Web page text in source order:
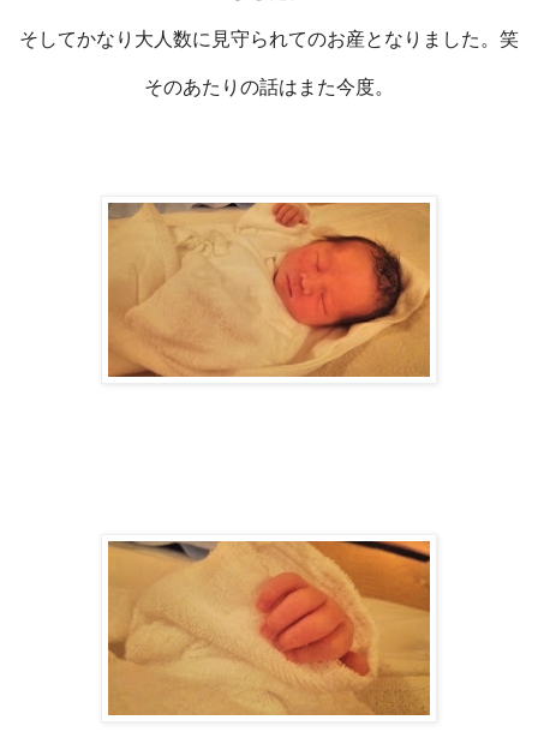
そしてかなり大人数に見守られてのお産となりました。笑
そのあたりの話はまた今度。